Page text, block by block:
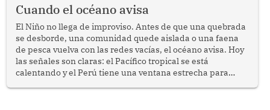
Cuando el océano avisa
El Niño no llega de improviso. Antes de que una quebrada
se desborde, una comunidad quede aislada o una faena
de pesca vuelva con las redes vacías, el océano avisa. Hoy
las señales son claras: el Pacífico tropical se está
calentando y el Perú tiene una ventana estrecha para